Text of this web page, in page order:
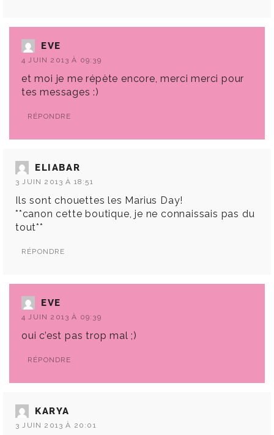
EVE
4 JUIN 2013 À 09:39
et moi je me répète encore, merci merci pour
tes messages :)
RÉPONDRE
ELIABAR
3 JUIN 2013 À 18:51
Ils sont chouettes les Marius Day!
**canon cette boutique, je ne connaissais pas du
tout**
RÉPONDRE
EVE
4 JUIN 2013 À 09:39
oui c’est pas trop mal ;)
RÉPONDRE
KARYA
3 JUIN 2013 À 20:01